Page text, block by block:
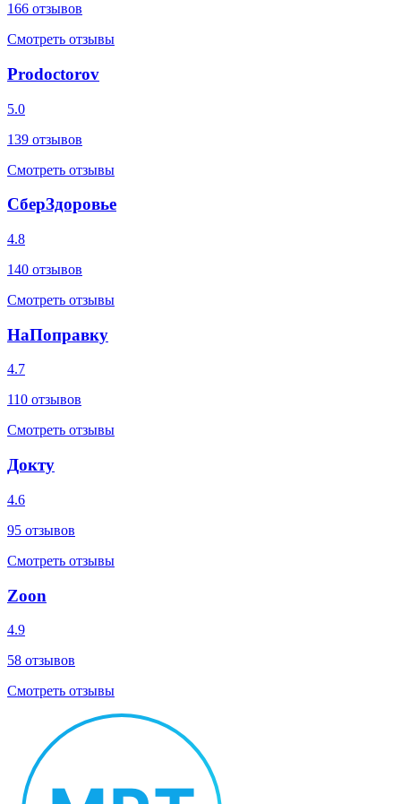
166 отзывов
Смотреть отзывы
Prodoctorov
5.0
139 отзывов
Смотреть отзывы
СберЗдоровье
4.8
140 отзывов
Смотреть отзывы
НаПоправку
4.7
110 отзывов
Смотреть отзывы
Докту
4.6
95 отзывов
Смотреть отзывы
Zoon
4.9
58 отзывов
Смотреть отзывы